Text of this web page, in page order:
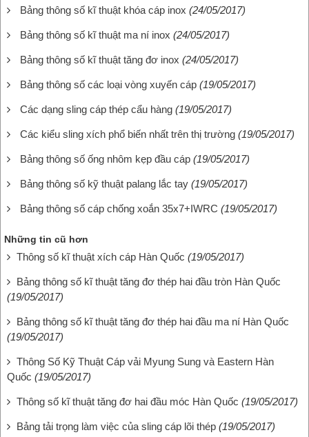
Bảng thông số kĩ thuật khóa cáp inox (24/05/2017)
Bảng thông số kĩ thuật ma ní inox (24/05/2017)
Bảng thông số kĩ thuật tăng đơ inox (24/05/2017)
Bảng thông số các loại vòng xuyến cáp (19/05/2017)
Các dạng sling cáp thép cẩu hàng (19/05/2017)
Các kiểu sling xích phổ biến nhất trên thị trường (19/05/2017)
Bảng thông số ống nhôm kẹp đầu cáp (19/05/2017)
Bảng thông số kỹ thuật palang lắc tay (19/05/2017)
Bảng thông số cáp chống xoắn 35x7+IWRC (19/05/2017)
Những tin cũ hơn
Thông số kĩ thuật xích cáp Hàn Quốc (19/05/2017)
Bảng thông số kĩ thuật tăng đơ thép hai đầu tròn Hàn Quốc
(19/05/2017)
Bảng thông số kĩ thuật tăng đơ thép hai đầu ma ní Hàn Quốc
(19/05/2017)
Thông Số Kỹ Thuật Cáp vải Myung Sung và Eastern Hàn
Quốc (19/05/2017)
Thông số kĩ thuật tăng đơ hai đầu móc Hàn Quốc (19/05/2017)
Bảng tải trọng làm việc của sling cáp lõi thép (19/05/2017)